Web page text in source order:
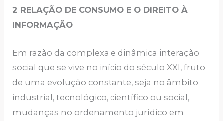
2 RELAÇÃO DE CONSUMO E O DIREITO À
INFORMAÇÃO
Em razão da complexa e dinâmica interação
social que se vive no início do século XXI, fruto
de uma evolução constante, seja no âmbito
industrial, tecnológico, científico ou social,
mudanças no ordenamento jurídico em